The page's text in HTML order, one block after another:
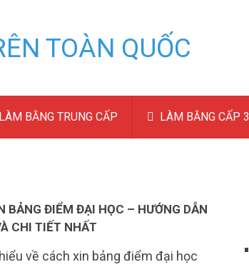
LÀM BẰNG TRUNG CẤP LÀM BẰNG CẤP 3
BẢNG ĐIỂM ĐẠI HỌC – HƯỚNG DẪN
CHI TIẾT NHẤT
về cách xin bảng điểm đại học